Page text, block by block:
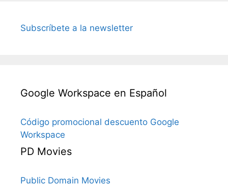
Subscríbete a la newsletter
Google Workspace en Español
Código promocional descuento Google
Workspace
PD Movies
Public Domain Movies